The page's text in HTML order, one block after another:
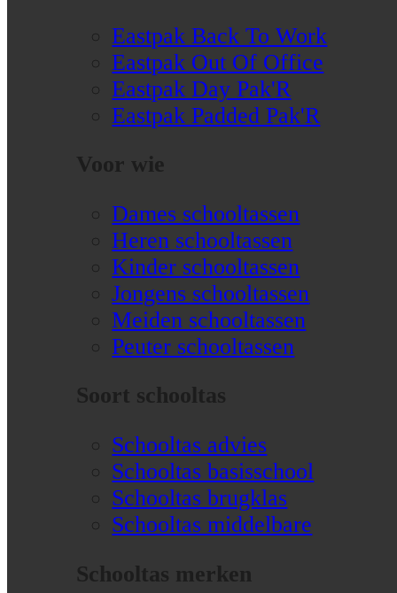
Eastpak Back To Work
Eastpak Out Of Office
Eastpak Day Pak'R
Eastpak Padded Pak'R
Voor wie
Dames schooltassen
Heren schooltassen
Kinder schooltassen
Jongens schooltassen
Meiden schooltassen
Peuter schooltassen
Soort schooltas
Schooltas advies
Schooltas basisschool
Schooltas brugklas
Schooltas middelbare
Schooltas merken